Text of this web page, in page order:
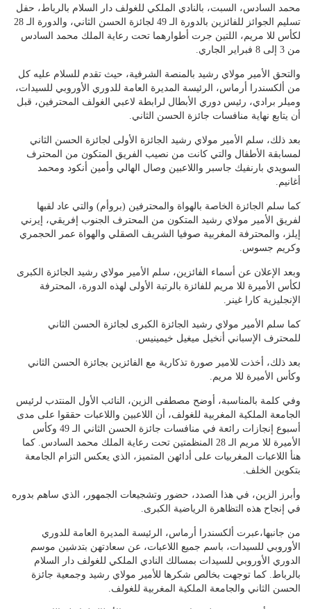
محمد السادس، السبت، بالنادي الملكي للغولف دار السلام بالرباط، حفل
تسليم الجوائز للفائزين بالدورة الـ 49 لجائزة الحسن الثاني، والدورة الـ 28
لكأس للا مريم، اللتين جرت أطوارهما تحت رعاية الملك محمد السادس
من 3 إلى 8 فبراير الجاري.
والتحق الأمير مولاي رشيد بالمنصة الشرفية، حيث تقدم للسلام عليه كل
من ألكسندرا أرماس، الرئيسة المديرة العامة للدوري الأوروبي للسيدات،
وميلر برادي، رئيس دوري الأبطال لرابطة لاعبي الغولف المحترفين، قبل
أن يتابع نهاية منافسات جائزة الحسن الثاني.
بعد ذلك، سلم الأمير مولاي رشيد الجائزة الأولى لجائزة الحسن الثاني
لمسابقة الأطفال والتي كانت من نصيب الفريق المتكون من المحترف
السويدي بارنفيك جاسبر واللاعبين وصال الهالي وأمين أنكود ومحمد
أغانيم.
كما سلم الجائزة الخاصة بالهواة والمحترفين (بروأم) والتي عاد لقبها
لفريق الأمير مولاي رشيد المتكون من المحترف الجنوب إفريقي، إيرني
إيلز، والمحترفة المغربية صوفيا الشريف الصقلي والهواة عمر الحجمري
وكريم جسوس.
وبعد الإعلان عن أسماء الفائزين، سلم الأمير مولاي رشيد الجائزة الكبرى
لكأس الأميرة للا مريم للفائزة بالرتبة الأولى لهذه الدورة، المحترفة
الإنجليزية كارا غينر.
كما سلم الأمير مولاي رشيد الجائزة الكبرى لجائزة الحسن الثاني
للمحترف الإسباني أنخيل ميغيل خيمينيس.
بعد ذلك، أخذت للامير صورة تذكارية مع الفائزين بجائزة الحسن الثاني
وكأس الأميرة للا مريم.
وفي كلمة بالمناسبة، أوضح مصطفى الزين، النائب الأول المنتدب لرئيس
الجامعة الملكية المغربية للغولف، أن اللاعبين واللاعبات حققوا على مدى
أسبوع إنجازات رائعة في منافسات جائزة الحسن الثاني الـ 49 وكأس
الأميرة للا مريم الـ 28 المنظمتين تحت رعاية الملك محمد السادس. كما
هنأ اللاعبات المغربيات على أدائهن المتميز، الذي يعكس التزام الجامعة
بتكوين الخلف.
وأبرز الزين، في هذا الصدد، حضور وتشجيعات الجمهور، الذي ساهم بدوره
في إنجاح هذه التظاهرة الرياضية الكبرى.
من جانبها،عبرت ألكسندرا أرماس، الرئيسة المديرة العامة للدوري
الأوروبي للسيدات، باسم جميع اللاعبات، عن سعادتهن بتدشين موسم
الدوري الأوروبي للسيدات بمسالك النادي الملكي للغولف دار السلام
بالرباط. كما توجهت بخالص شكرها للأمير مولاي رشيد وجمعية جائزة
الحسن الثاني والجامعة الملكية المغربية للغولف.